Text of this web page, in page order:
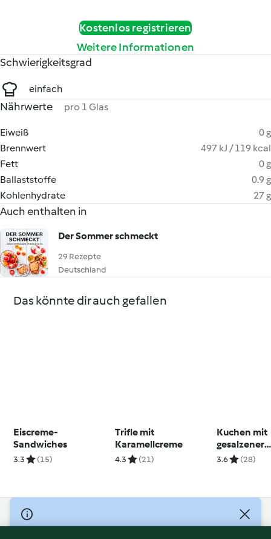
Kostenlos registrieren
Weitere Informationen
Schwierigkeitsgrad
einfach
Nährwerte pro 1 Glas
Eiweiß
0 g
Brennwert
497 kJ / 119 kcal
Fett
0 g
Ballaststoffe
0.9 g
Kohlenhydrate
27 g
Auch enthalten in
Der Sommer schmeckt
29 Rezepte
Deutschland
Das könnte dir auch gefallen
Eiscreme-
Sandwiches
3.3 (15)
Trifle mit
Karamellcreme
4.3 (21)
Kuchen mit
gesalzener
3.6 (28)
© Copyright 2026